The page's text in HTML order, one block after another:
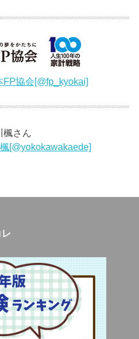
FP協会[@fp_kyokai]
楓さん
[@yokokawakaede]